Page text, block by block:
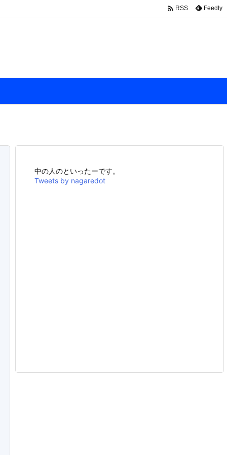
 RSS Feedly
中の人のといったーです。
Tweets by nagaredot